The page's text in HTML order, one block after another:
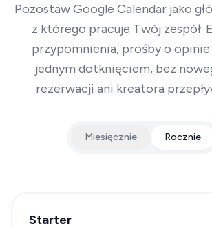
Pozostaw Google Calendar jako
z którego pracuje Twój zespół.
przypomnienia, prośby o opinie
jednym dotknięciem, bez
rezerwacji ani kreatora
Miesięcznie Rocznie
Starter